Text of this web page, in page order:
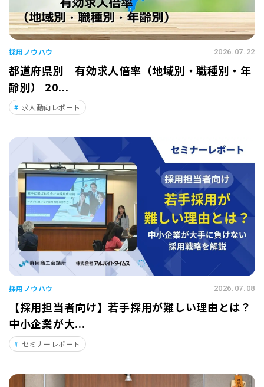
採用ノウハウ 2026.07.22
都道府県別 有効求人倍率（地域別・職種別・年
齢別） 20...
求人動向レポート
採用ノウハウ 2026.07.08
【採用担当者向け】若手採用が難しい理由とは？
中小企業が大...
セミナーレポート